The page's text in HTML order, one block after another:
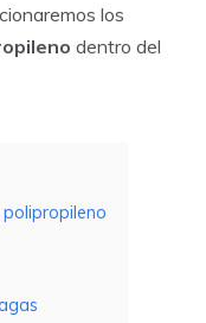
los
dentro del